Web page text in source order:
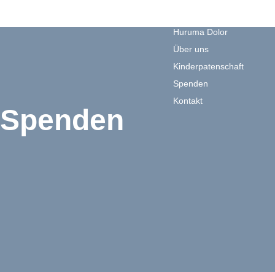
Huruma Dolor
Über uns
Kinderpatenschaft
Spenden
Kontakt
Spenden